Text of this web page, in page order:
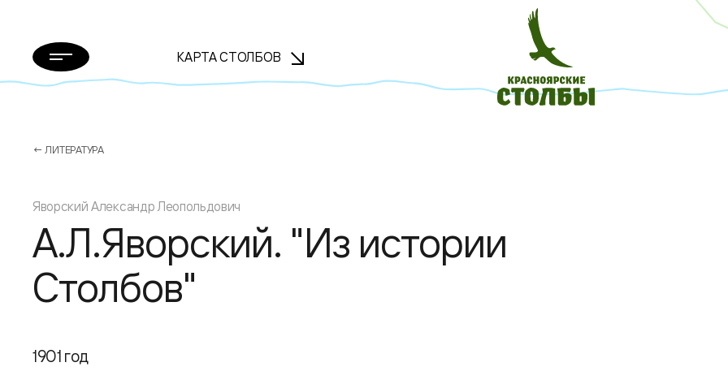
КАРТА СТОЛБОВ
← ЛИТЕРАТУРА
Яворский Александр Леопольдович
А.Л.Яворский. "Из истории
Столбов"
1901 год